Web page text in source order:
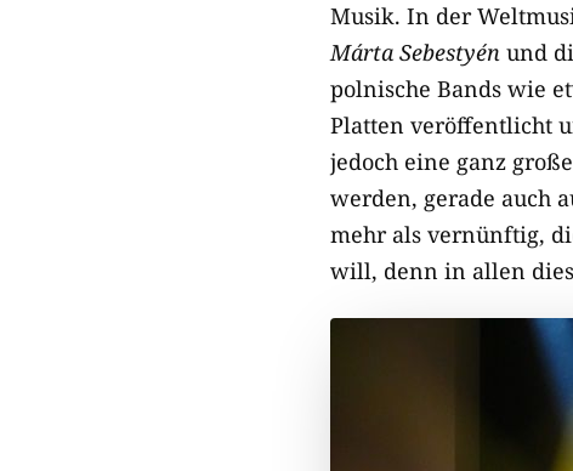
Musik. In der
Márta Sebestyén und
polnische Bands wie
Platten veröffentlicht
jedoch eine ganz
werden, gerade auch
mehr als vernünftig,
will, denn in allen